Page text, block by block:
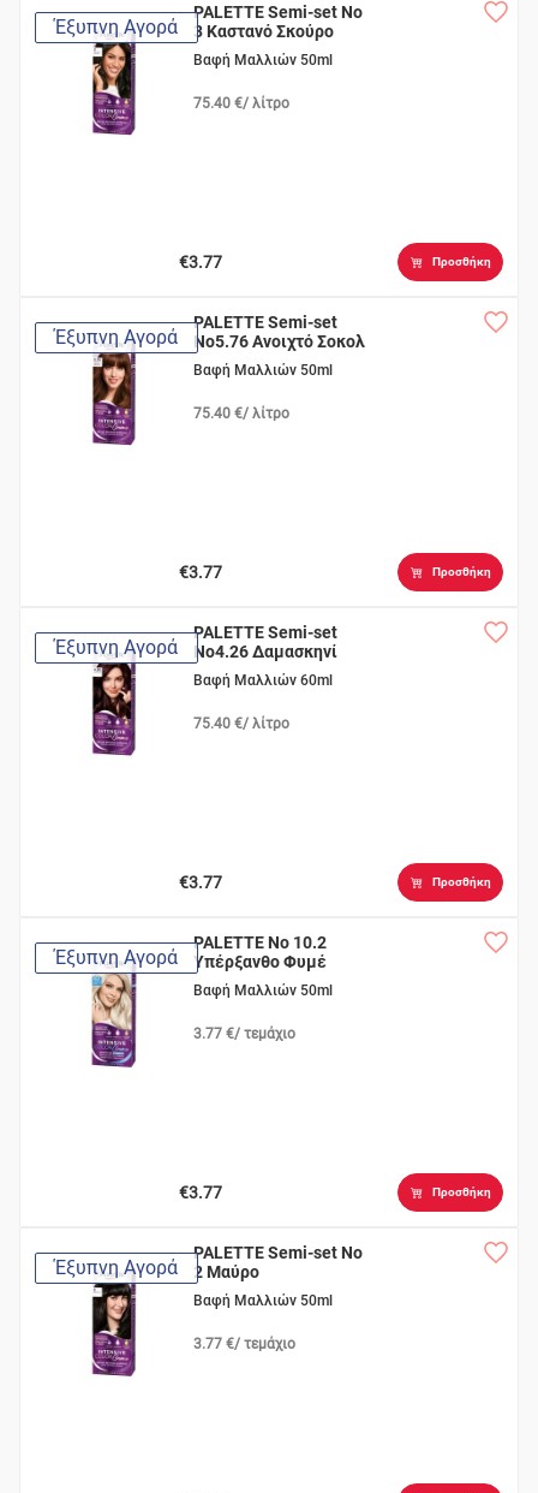
Έξυπνη Αγορά
PALETTE Semi-set Nο
3 Καστανό Σκούρο
Βαφή Μαλλιών 50ml
75.40 €/ λίτρο
€3.77 Προσθήκη
Έξυπνη Αγορά
PALETTE Semi-set
Νο5.76 Ανοιχτό Σοκολ
Βαφή Μαλλιών 50ml
75.40 €/ λίτρο
€3.77 Προσθήκη
Έξυπνη Αγορά
PALETTE Semi-set
Νο4.26 Δαμασκηνί
Βαφή Μαλλιών 60ml
75.40 €/ λίτρο
€3.77 Προσθήκη
Έξυπνη Αγορά
PALETTE No 10.2
Υπέρξανθο Φυμέ
Βαφή Μαλλιών 50ml
3.77 €/ τεμάχιο
€3.77 Προσθήκη
Έξυπνη Αγορά
PALETTE Semi-set Νο
2 Mαύρο
Βαφή Μαλλιών 50ml
3.77 €/ τεμάχιο